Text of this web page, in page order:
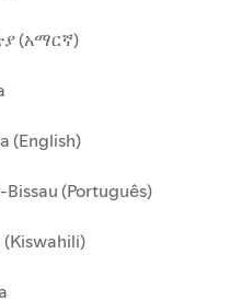
(አማርኛ)
(English)
(Português)
(Kiswahili)